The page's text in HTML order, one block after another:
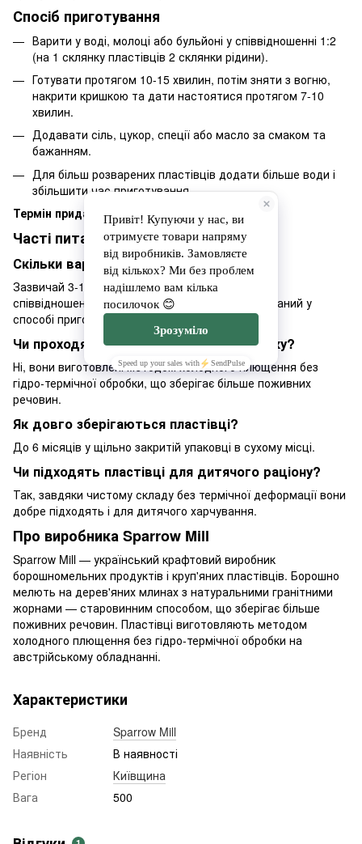
Спосіб приготування
Варити у воді, молоці або бульйоні у співвідношенні 1:2
(на 1 склянку пластівців 2 склянки рідини).
Готувати протягом 10-15 хвилин, потім зняти з вогню,
накрити кришкою та дати настоятися протягом 7-10
хвилин.
Додавати сіль, цукор, спеції або масло за смаком та
бажанням.
Для більш розварених пластівців додати більше води і
збільшити час приготування.
Термін придатності: 6 місяців.
Часті питання
Скільки варити пластівці?
Зазвичай 3-15 хвилин залежно від виду крупи, у
співвідношенні 1:2 з рідиною — точний час вказаний у
способі приготування.
Чи проходять пластівці термічну обробку?
Ні, вони виготовлені методом холодного плющення без
гідро-термічної обробки, що зберігає більше поживних
речовин.
Як довго зберігаються пластівці?
До 6 місяців у щільно закритій упаковці в сухому місці.
Чи підходять пластівці для дитячого раціону?
Так, завдяки чистому складу без термічної деформації вони
добре підходять і для дитячого харчування.
Про виробника Sparrow Mill
Sparrow Mill — український крафтовий виробник
борошномельних продуктів і круп'яних пластівців. Борошно
мелють на дерев'яних млинах з натуральними гранітними
жорнами — старовинним способом, що зберігає більше
поживних речовин. Пластівці виготовляють методом
холодного плющення без гідро-термічної обробки на
австрійському обладнанні.
Характеристики
Бренд
Sparrow Mill
Наявність
В наявності
Регіон
Київщина
Вага
500